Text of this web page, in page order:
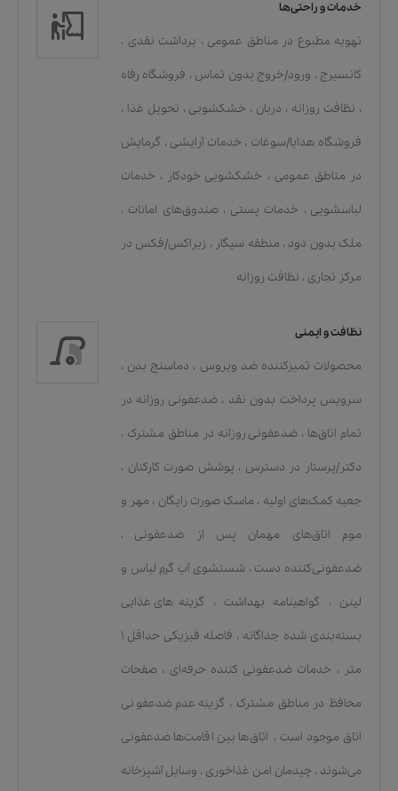
خدمات و راحتی‌ها
تهویه مطبوع در مناطق عمومی ، برداشت نقدی ،
کانسیرج ، ورود/خروج بدون تماس ، فروشگاه رفاه
، نظافت روزانه ، دربان ، خشکشویی ، تحویل غذا ،
فروشگاه هدایا/سوغات ، خدمات آرایشی ، گرمایش
در مناطق عمومی ، خشکشویی خودکار ، خدمات
لباسشویی ، خدمات پستی ، صندوق‌های امانات ،
ملک بدون دود ، منطقه سیگار ، زیراکس/فکس در
مرکز تجاری ، نظافت روزانه
نظافت و ایمنی
محصولات تمیزکننده ضد ویروس ، دماسنج بدن ،
سرویس پرداخت بدون نقد ، ضدعفونی روزانه در
تمام اتاق‌ها ، ضدعفونی روزانه در مناطق مشترک ،
دکتر/پرستار در دسترس ، پوشش صورت کارکنان ،
جعبه کمک‌های اولیه ، ماسک صورت رایگان ، مهر و
موم اتاق‌های مهمان پس از ضدعفونی ،
ضدعفونی‌کننده دست ، شستشوی آب گرم لباس و
لینن ، گواهینامه بهداشت ،
گزینه‌های غذایی
بسته‌بندی شده جداگانه ،
فاصله فیزیکی حداقل ۱
متر ، خدمات ضدعفونی کننده حرفه‌ای ، صفحات
محافظ در مناطق مشترک ، گزینه عدم ضدعفونی
اتاق موجود است ، اتاق‌ها بین اقامت‌ها ضدعفونی
می‌شوند ، چیدمان امن غذاخوری ، وسایل آشپزخانه